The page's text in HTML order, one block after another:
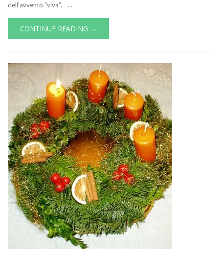
dell’avvento “viva”. ...
CONTINUE READING →